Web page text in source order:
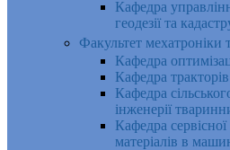
Кафедра
геодезії та
Факультет мехатроніки
Кафедра
Кафедра тракторів
Кафедра
інженерії
Кафедра cервісної
матеріалів в